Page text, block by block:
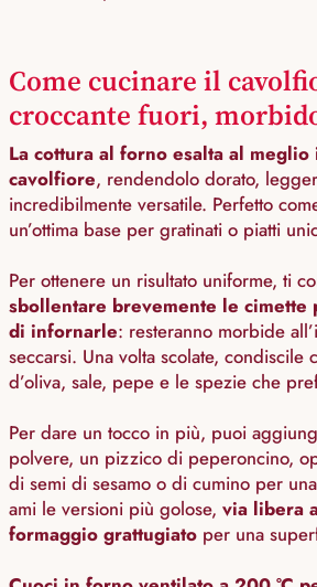
Come cucinare il
croccante fuori,
La cottura al forno esalta al
cavolfiore, rendendolo dorato,
incredibilmente versatile. Perfetto
un’ottima base per gratinati o piatti
Per ottenere un risultato uniforme, ti
sbollentare brevemente le
di infornarle: resteranno morbide
seccarsi. Una volta scolate, condiscile
d’oliva, sale, pepe e le spezie che
Per dare un tocco in più, puoi
polvere, un pizzico di peperoncino,
di semi di sesamo o di cumino per
ami le versioni più golose, via libera
formaggio grattugiato per una